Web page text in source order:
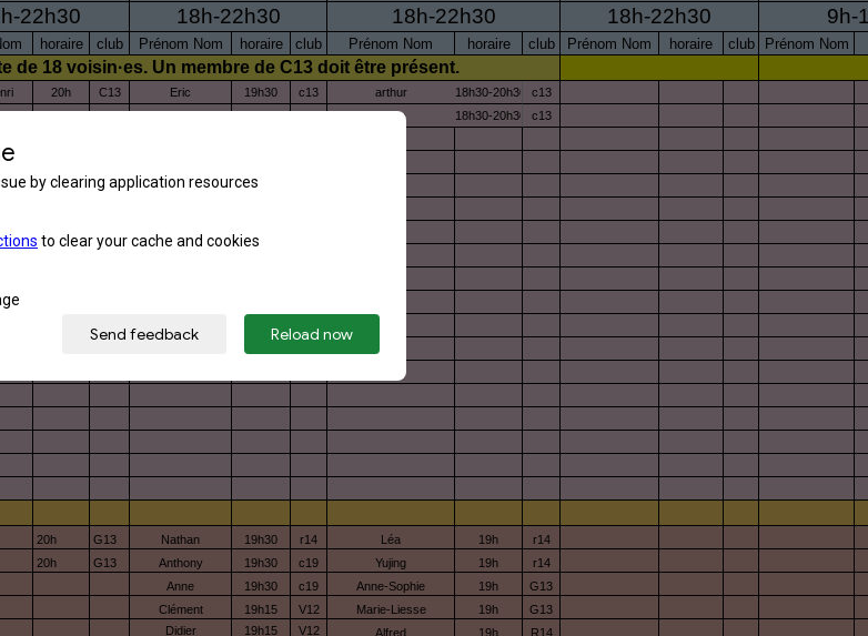
22h30 18h-22h30 18h-22h30 18h-22h30 9h-
horaire club Prénom Nom horaire club Prénom Nom horaire club Prénom Nom horaire club
Prénom Nom
18 voisin·es. Un membre de C13 doit être présent.
20h C13 Eric 19h30 c13 arthur 18h30-20h30 c13
20h C13 diana 18h30-20h30 c13
20h G13 Nathan 19h30 r14 Léa 19h r14
20h G13 Anthony 19h30 c19 Yujing 19h r14
Anne 19h30 c19 Anne-Sophie 19h G13
Clément 19h15 V12 Marie-Liesse 19h G13
Didier 19h15 V12 Alfred 19h R14